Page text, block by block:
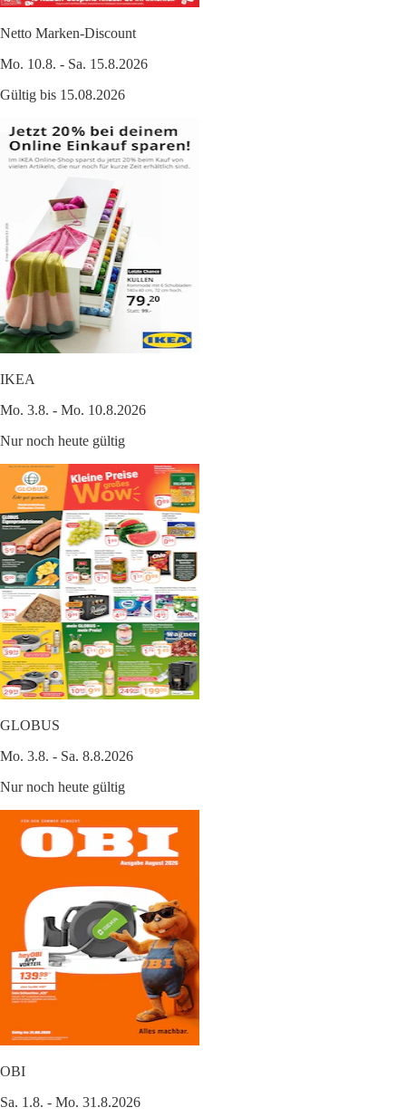
Netto Marken-Discount
Mo. 10.8. - Sa. 15.8.2026
Gültig bis 15.08.2026
IKEA
Mo. 3.8. - Mo. 10.8.2026
Nur noch heute gültig
GLOBUS
Mo. 3.8. - Sa. 8.8.2026
Nur noch heute gültig
OBI
Sa. 1.8. - Mo. 31.8.2026